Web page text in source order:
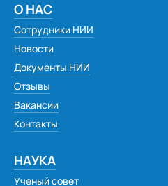
О НАС
Сотрудники НИИ
Новости
Документы НИИ
Отзывы
Вакансии
Контакты
НАУКА
Ученый совет